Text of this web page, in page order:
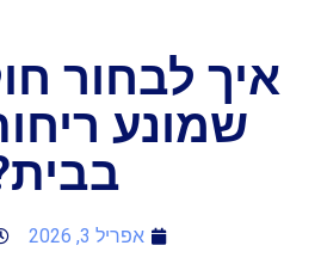
איך לבחור
שמונע
אפריל 3, 2026